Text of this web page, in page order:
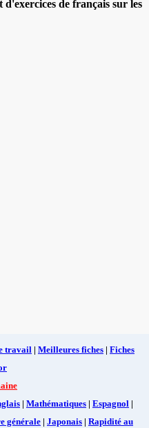
d'exercices de français sur les
travail | Meilleures fiches | Fiches
| Mathématiques | Espagnol |
générale | Japonais | Rapidité au